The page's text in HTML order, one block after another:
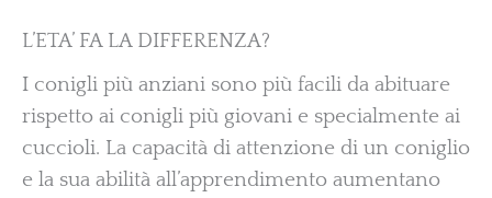
L’ETA’ FA LA DIFFERENZA?
I conigli più anziani sono più facili da abituare
rispetto ai conigli più giovani e specialmente ai
cuccioli. La capacità di attenzione di un coniglio
e la sua abilità all’apprendimento aumentano